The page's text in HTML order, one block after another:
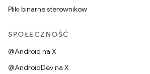
Pliki binarne sterowników
SPOŁECZNOŚĆ
@Android na X
@AndroidDev na X